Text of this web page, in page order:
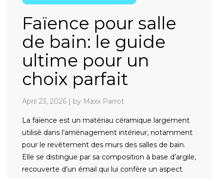
Faïence pour salle
de bain: le guide
ultime pour un
choix parfait
April 23, 2026 | by Maxx Parrot
La faïence est un matériau céramique largement
utilisé dans l’aménagement intérieur, notamment
pour le revêtement des murs des salles de bain.
Elle se distingue par sa composition à base d’argile,
recouverte d’un émail qui lui confère un aspect